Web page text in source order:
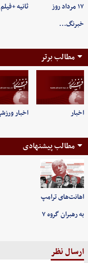
۱۷ مرداد روز
خبرنگ…
ثانیه +فیلم
مطالب برتر
اخبار اخبار
مطالب پیشنهادی
اهانت‌های ترامپ
به رهبران گروه ۷
ارسال نظر